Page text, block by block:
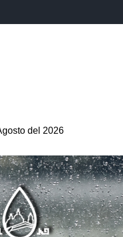
DEPORTES
del 2026